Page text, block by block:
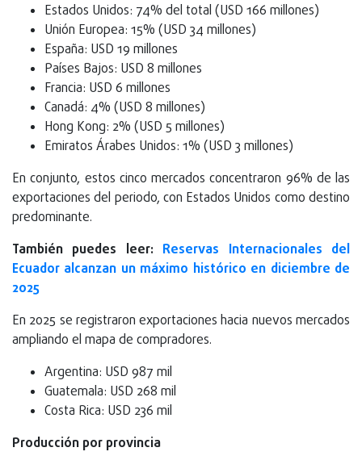
Estados Unidos: 74% del total (USD 166 millones)
Unión Europea: 15% (USD 34 millones)
España: USD 19 millones
Países Bajos: USD 8 millones
Francia: USD 6 millones
Canadá: 4% (USD 8 millones)
Hong Kong: 2% (USD 5 millones)
Emiratos Árabes Unidos: 1% (USD 3 millones)
En conjunto, estos cinco mercados concentraron 96% de las
exportaciones del periodo, con Estados Unidos como destino
predominante.
También puedes leer: Reservas Internacionales del
Ecuador alcanzan un máximo histórico en diciembre de
2025
En 2025 se registraron exportaciones hacia nuevos mercados
ampliando el mapa de compradores.
Argentina: USD 987 mil
Guatemala: USD 268 mil
Costa Rica: USD 236 mil
Producción por provincia